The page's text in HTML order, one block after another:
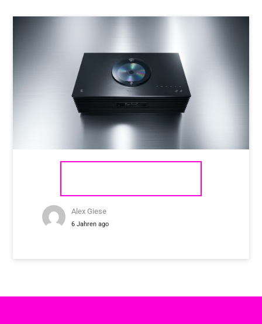
Alex Giese
6 Jahren ago